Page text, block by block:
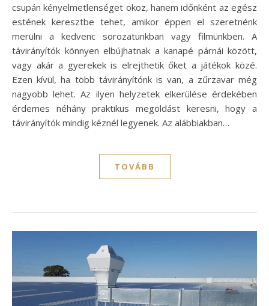
csupán kényelmetlenséget okoz, hanem időnként az egész
estének keresztbe tehet, amikor éppen el szeretnénk
merülni a kedvenc sorozatunkban vagy filmünkben. A
távirányítók könnyen elbújhatnak a kanapé párnái között,
vagy akár a gyerekek is elrejthetik őket a játékok közé.
Ezen kívül, ha több távirányítónk is van, a zűrzavar még
nagyobb lehet. Az ilyen helyzetek elkerülése érdekében
érdemes néhány praktikus megoldást keresni, hogy a
távirányítók mindig kéznél legyenek. Az alábbiakban…
TOVÁBB